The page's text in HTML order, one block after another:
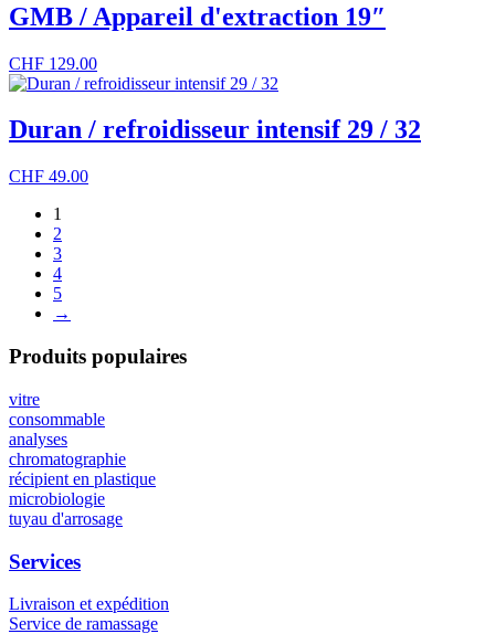
GMB / Appareil d'extraction 19″
CHF 129.00
Duran / refroidisseur intensif 29 / 32
CHF 49.00
1
2
3
4
5
→
Produits populaires
vitre
consommable
analyses
chromatographie
récipient en plastique
microbiologie
tuyau d'arrosage
Services
Livraison et expédition
Service de ramassage